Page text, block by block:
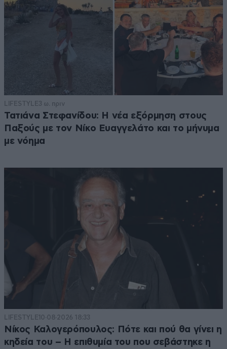
LIFESTYLE3 ω. πριν
Τατιάνα Στεφανίδου: Η νέα εξόρμηση στους
Παξούς με τον Νίκο Ευαγγελάτο και το μήνυμα
με νόημα
LIFESTYLE10·08·2026 18:33
Νίκος Καλογερόπουλος: Πότε και πού θα γίνει η
κηδεία του – Η επιθυμία του που σεβάστηκε η